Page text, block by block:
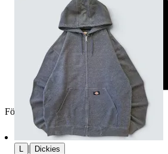
Företag
| Dickies